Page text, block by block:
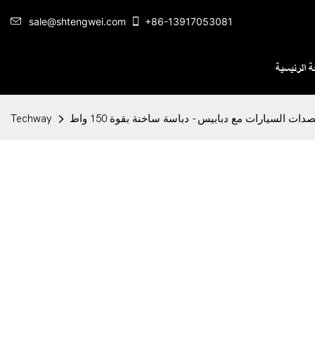
sale@shtengwei.com +86-13917053081
الرئيسية
Techway السيارات مع دبابيس - دباسة ساخنة بقوة 150 واط